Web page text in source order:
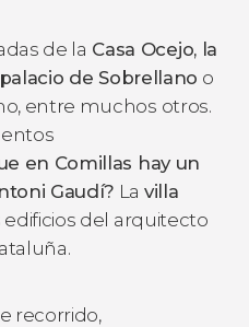
de la Casa Ocejo, la
de Sobrellano o
entre muchos otros.
en Comillas hay un
Gaudí? La villa
edificios del arquitecto
recorrido,